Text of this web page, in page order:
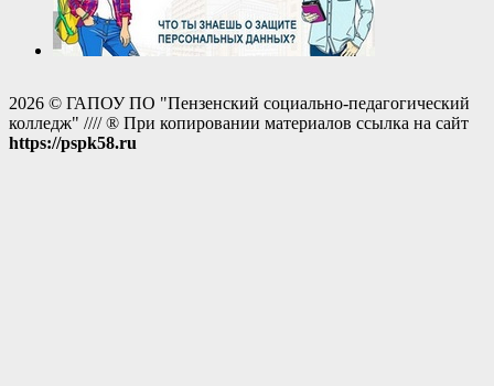
2026 © ГАПОУ ПО "Пензенский социально-педагогический
колледж" //// ® При копировании материалов ссылка на сайт
https://pspk58.ru